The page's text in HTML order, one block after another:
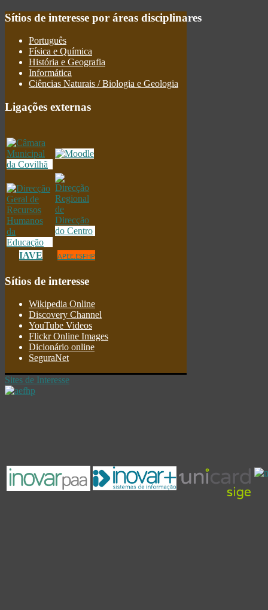
Sítios de interesse por áreas disciplinares
Português
Física e Química
História e Geografia
Informática
Ciências Naturais / Biologia e Geologia
Ligações externas
IAVE APEE.ESFHP
Sítios de interesse
Wikipedia Online
Discovery Channel
YouTube Videos
Flickr Online Images
Dicionário online
SeguraNet
Sites de Interesse